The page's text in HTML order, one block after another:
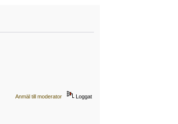
Anmäl till moderator Loggat